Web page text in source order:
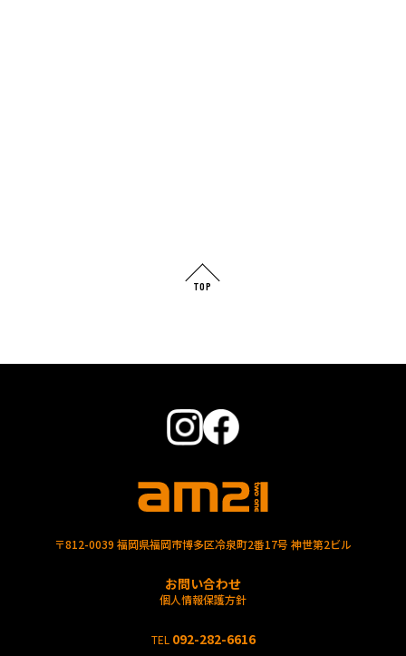
TOP
〒812-0039 福岡県福岡市博多区冷泉町2番17号 神世第2ビル
お問い合わせ
個人情報保護方針
TEL 092-282-6616